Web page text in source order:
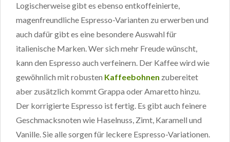
Logischerweise gibt es ebenso entkoffeinierte,
magenfreundliche Espresso-Varianten zu erwerben und
auch dafür gibt es eine besondere Auswahl für
italienische Marken. Wer sich mehr Freude wünscht,
kann den Espresso auch verfeinern. Der Kaffee wird wie
gewöhnlich mit robusten Kaffeebohnen zubereitet
aber zusätzlich kommt Grappa oder Amaretto hinzu.
Der korrigierte Espresso ist fertig. Es gibt auch feinere
Geschmacksnoten wie Haselnuss, Zimt, Karamell und
Vanille. Sie alle sorgen für leckere Espresso-Variationen.